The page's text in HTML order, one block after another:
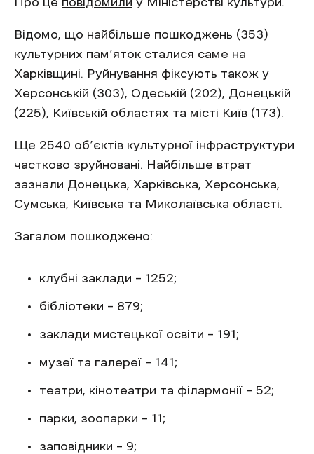
Відомо, що найбільше пошкоджень (353)
культурних пам’яток сталися саме на
Харківщині. Руйнування фіксують також у
Херсонській (303), Одеській (202), Донецькій
(225), Київській областях та місті Київ (173).
Ще 2540 об’єктів культурної інфраструктури
частково зруйновані. Найбільше втрат
зазнали Донецька, Харківська, Херсонська,
Сумська, Київська та Миколаївська області.
Загалом пошкоджено:
клубні заклади – 1252;
бібліотеки – 879;
заклади мистецької освіти – 191;
музеї та галереї – 141;
театри, кінотеатри та філармонії – 52;
парки, зоопарки – 11;
заповідники – 9;